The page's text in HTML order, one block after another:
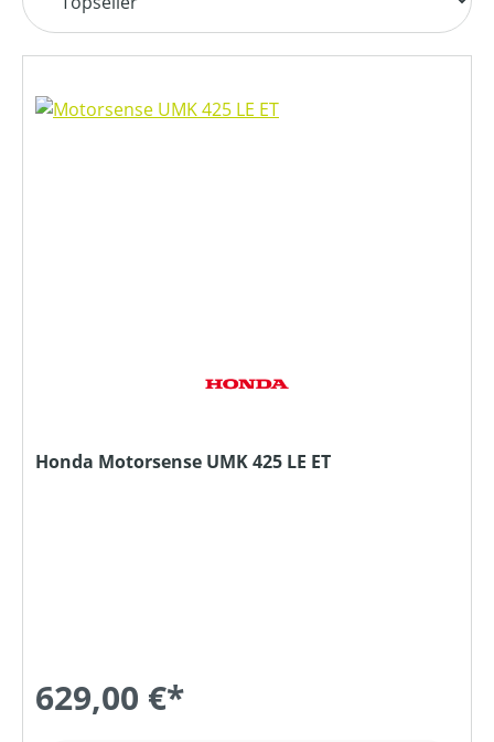
Honda Motorsense UMK 425 LE ET
629,00 €*